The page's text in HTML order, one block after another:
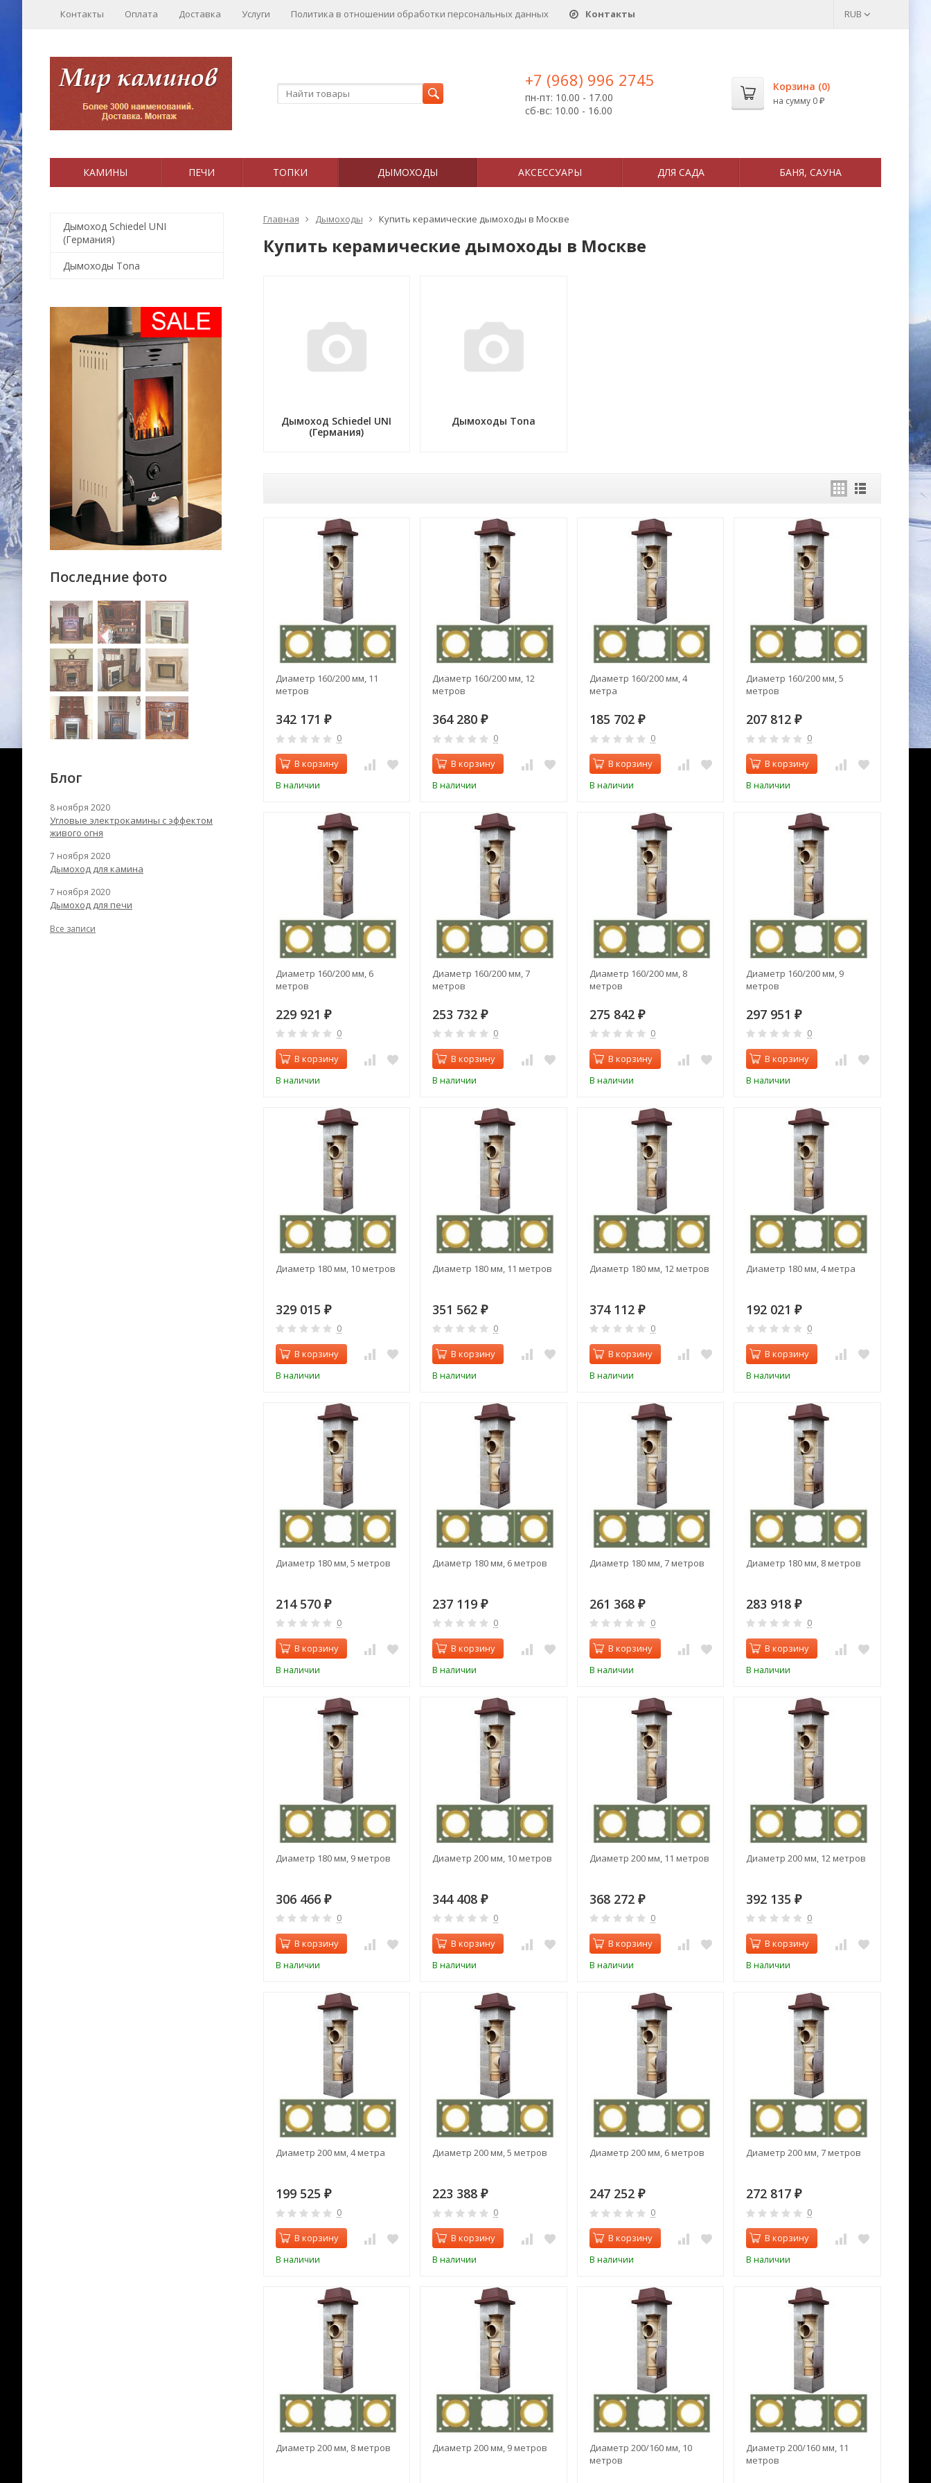
Контакты Оплата Доставка Услуги Политика в отношении обработки персональных данныx Контакты RUB
+7 (968) 996 2745
пн-пт: 10.00 - 17.00
сб-вс: 10.00 - 16.00
Корзина (0)
на сумму 0 ₽
КАМИНЫ ПЕЧИ ТОПКИ ДЫМОХОДЫ АКСЕССУАРЫ ДЛЯ САДА БАНЯ, САУНА
Главная Дымоходы Купить керамические дымоходы в Москве
Купить керамические дымоходы в Москве
Дымоход Schiedel UNI
(Германия)
Дымоходы Tona
Диаметр 160/200 мм, 11
метров
342 171 ₽
0
В корзину
В наличии
Диаметр 160/200 мм, 12
метров
364 280₽
0
В корзину
В наличии
Диаметр 160/200 мм, 4
метра
185 702 ₽
0
В корзину
В наличии
Диаметр 160/200 мм, 5
метров
207 812₽
0
В корзину
В наличии
Диаметр 160/200 мм, 6
метров
229 921 ₽
0
В корзину
В наличии
Диаметр 160/200 мм, 7
метров
253 732₽
0
В корзину
В наличии
Диаметр 160/200 мм, 8
метров
275 842 ₽
0
В корзину
В наличии
Диаметр 160/200 мм, 9
метров
297 951₽
0
В корзину
В наличии
Диаметр 180 мм, 10 метров
329 015 ₽
0
В корзину
В наличии
Диаметр 180 мм, 11 метров
351 562₽
0
В корзину
В наличии
Диаметр 180 мм, 12 метров
374 112 ₽
0
В корзину
В наличии
Диаметр 180 мм, 4 метра
192 021₽
0
В корзину
В наличии
Диаметр 180 мм, 5 метров
214 570 ₽
0
В корзину
В наличии
Диаметр 180 мм, 6 метров
237 119₽
0
В корзину
В наличии
Диаметр 180 мм, 7 метров
261 368 ₽
0
В корзину
В наличии
Диаметр 180 мм, 8 метров
283 918₽
0
В корзину
В наличии
Диаметр 180 мм, 9 метров
306 466 ₽
0
В корзину
В наличии
Диаметр 200 мм, 10 метров
344 408₽
0
В корзину
В наличии
Диаметр 200 мм, 11 метров
368 272 ₽
0
В корзину
В наличии
Диаметр 200 мм, 12 метров
392 135₽
0
В корзину
В наличии
Диаметр 200 мм, 4 метра
199 525 ₽
0
В корзину
В наличии
Диаметр 200 мм, 5 метров
223 388₽
0
В корзину
В наличии
Диаметр 200 мм, 6 метров
247 252 ₽
0
В корзину
В наличии
Диаметр 200 мм, 7 метров
272 817₽
0
В корзину
В наличии
Диаметр 200 мм, 8 метров Диаметр 200 мм, 9 метров
Диаметр 200/160 мм, 10
метров
Диаметр 200/160 мм, 11
метров
Дымоход Schiedel UNI
(Германия)
Дымоходы Tona
Последние фото
Блог
8 ноября 2020
Угловые электрокамины с эффектом
живого огня
7 ноября 2020
Дымоход для камина
7 ноября 2020
Дымоход для печи
Все записи